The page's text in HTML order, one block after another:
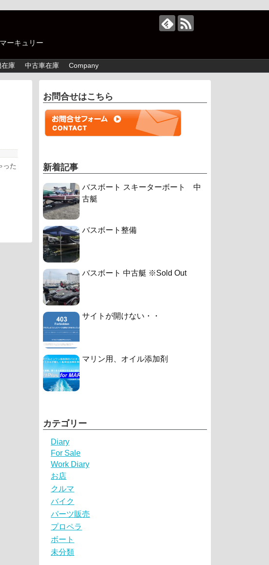
ーキュリー
在庫 中古車在庫 Company
った
お問合せはこちら
新着記事
バスボート スキーターボート 中
古艇
バスボート整備
バスボート 中古艇 ※Sold Out
サイトが開けない・・
マリン用、オイル添加剤
カテゴリー
Diary
For Sale
Work Diary
お店
クルマ
バイク
パーツ販売
プロペラ
ボート
未分類